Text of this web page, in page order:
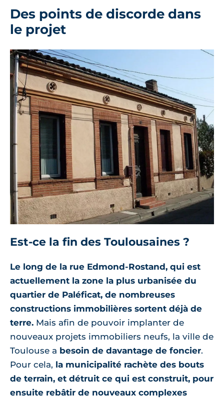
Des points de discorde dans
le projet
Est-ce la fin des Toulousaines ?
Le long de la rue Edmond-Rostand, qui est
actuellement la zone la plus urbanisée du
quartier de Paléficat, de nombreuses
constructions immobilières sortent déjà de
terre. Mais afin de pouvoir implanter de
nouveaux projets immobiliers neufs, la ville de
Toulouse a besoin de davantage de foncier.
Pour cela, la municipalité rachète des bouts
de terrain, et détruit ce qui est construit, pour
ensuite rebâtir de nouveaux complexes